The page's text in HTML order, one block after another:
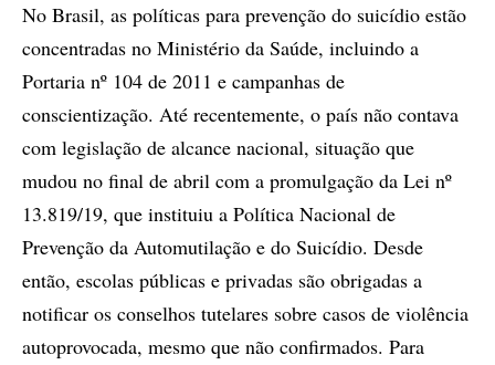
No Brasil, as políticas para prevenção do suicídio estão
concentradas no Ministério da Saúde, incluindo a
Portaria nº 104 de 2011 e campanhas de
conscientização. Até recentemente, o país não contava
com legislação de alcance nacional, situação que
mudou no final de abril com a promulgação da Lei nº
13.819/19, que instituiu a Política Nacional de
Prevenção da Automutilação e do Suicídio. Desde
então, escolas públicas e privadas são obrigadas a
notificar os conselhos tutelares sobre casos de violência
autoprovocada, mesmo que não confirmados. Para